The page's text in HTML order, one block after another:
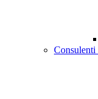
Consulenti